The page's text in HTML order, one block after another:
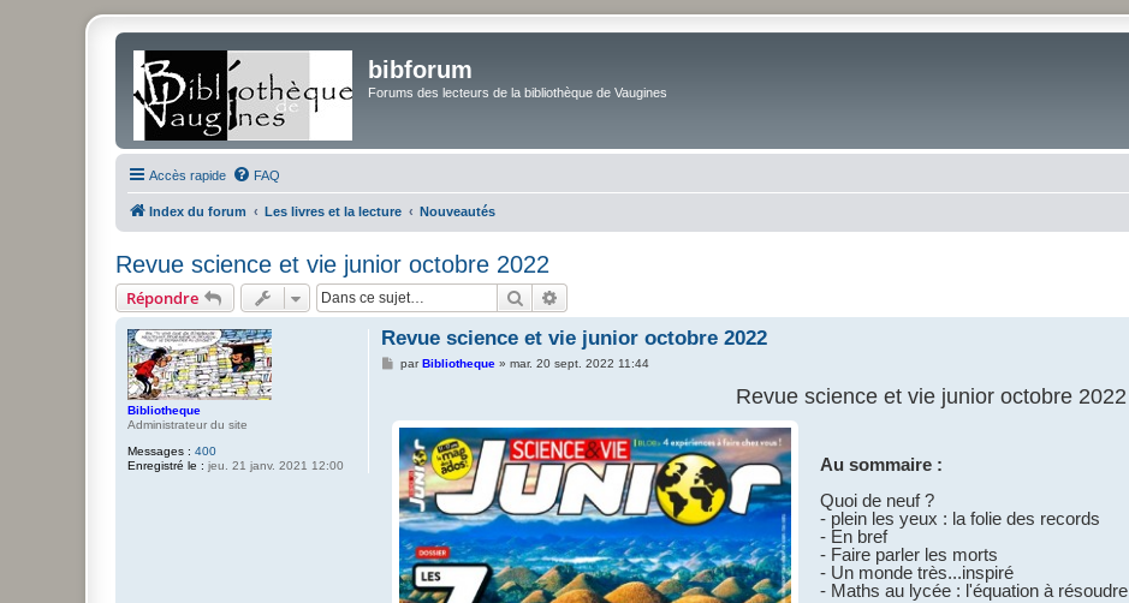
bibforum
Forums des lecteurs de la bibliothèque de Vaugines
Accès rapide FAQ
Index du forum Les livres et la lecture Nouveautés
Revue science et vie junior octobre 2022
Répondre Rechercher
Bibliotheque
Administrateur du site
Messages : 400
Enregistré le : jeu. 21 janv. 2021 12:00
Revue science et vie junior octobre 2022
M
a
parBibliotheque» mar. 20 sept. 2022 11:44
Revue science et vie junior octobre 2022
Au sommaire :
Quoi de neuf ?
- plein les yeux : la folie des records
- En bref
- Faire parler les morts
- Un monde très...inspiré
- Maths au lycée : l'équation à résoudre